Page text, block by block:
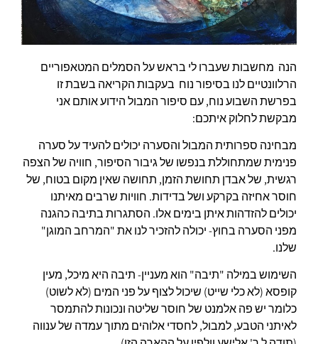
הנה מחשבות שעברו לי בראש על הסמלים המטאפוריים
הרלוונטיים לנו בסיפור נוח בעקבות הקריאה בשבת זו
בפרשת השבוע נוח, עם סיפור המבול הידוע אותם אני
מבקשת לחלוק איתכם:
מבחינה ספרותית המבול והסערה יכולים להעיד על סערה
פנימית שמתחוללת בנפשו של גיבור הסיפור, חוויה של הצפה
רגשית, של אבדן תחושת הזמן, תחושה שאין מקום בטוח, של
חוסר אחיזה בקרקע ושל בדידות. חוויות שרבים מאיתנו
יכולים להזדהות איתן בימים אלו. הסתגרות בתיבה כהגנה
מפני הסערה בחוץ- יכולה להזכיר לנו את "המרחב המוגן"
שלנו.
השימוש במילה "תיבה" הוא מעניין- תיבה היא מיכל, מעין
קופסא (לא כלי שייט) שיכול לצוף על פני המים (לא לשוט)
כלומר יש פה אלמנט של חוסר שליטה ונכונות להתמסר
לאיתני הטבע, למבול, לחסדי אלוהים מתוך עמדה של ענווה